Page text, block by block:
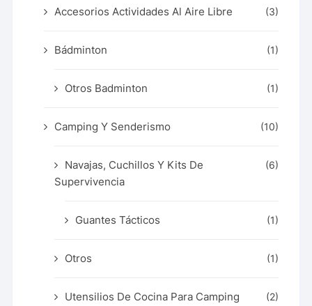
Accesorios Actividades Al Aire Libre (3)
Bádminton (1)
Otros Badminton (1)
Camping Y Senderismo (10)
Navajas, Cuchillos Y Kits De
Supervivencia
(6)
Guantes Tácticos (1)
Otros (1)
Utensilios De Cocina Para Camping (2)